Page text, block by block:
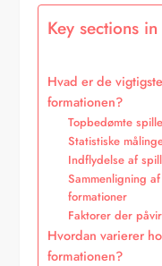
Key sections
Hvad er de
formationen?
Topbedømte
Statistiske
Indflydelse af
Sammenligning
formationer
Faktorer der
Hvordan varierer
formationen?